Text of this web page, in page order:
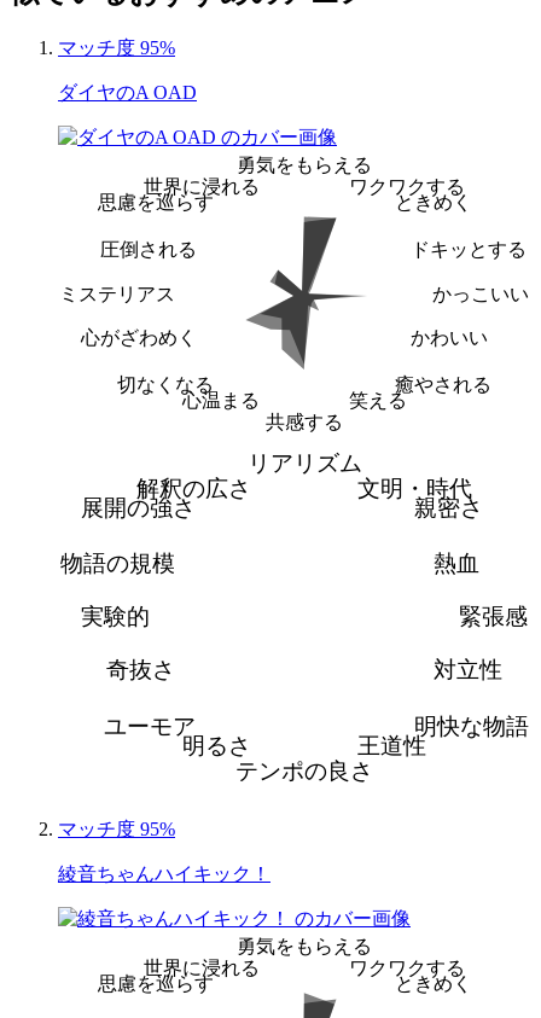
マッチ度 95%
ダイヤのA OAD
勇気をもらえる
ワクワクする
ときめく
ドキッとする
かっこいい
かわいい
癒やされる
笑える
共感する
心温まる
切なくなる
心がざわめく
ミステリアス
圧倒される
思慮を巡らす
世界に浸れる
リアリズム
文明・時代
親密さ
熱血
緊張感
対立性
明快な物語
王道性
テンポの良さ
明るさ
ユーモア
奇抜さ
実験的
物語の規模
展開の強さ
解釈の広さ
マッチ度 95%
綾音ちゃんハイキック！
勇気をもらえる
ワクワクする
ときめく
思慮を巡らす
世界に浸れる